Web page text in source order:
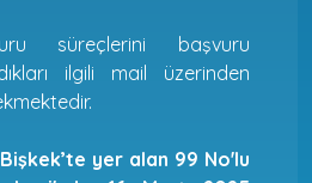
süreçlerini başvuru
ilgili mail üzerinden
Bişkek’te yer alan 99 No'lu